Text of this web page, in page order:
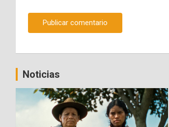
Noticias